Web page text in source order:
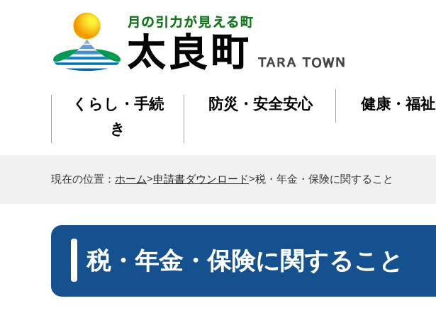
くらし・手続
き
防災・安全安心 健康・福祉
現在の位置： ホーム>申請書ダウンロード>税・年金・保険に関すること
税・年金・保険に関すること